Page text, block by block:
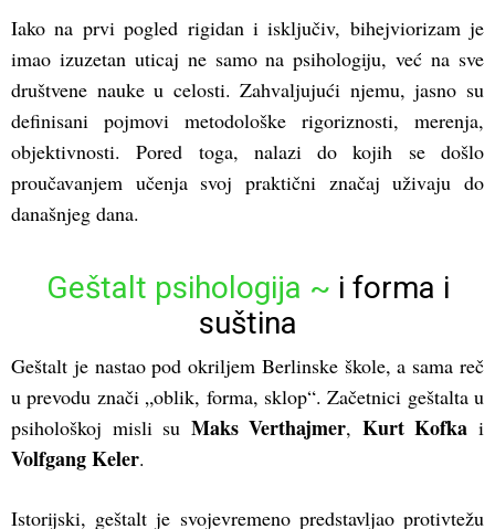
Iako na prvi pogled rigidan i isključiv, bihejviorizam je
imao izuzetan uticaj ne samo na psihologiju, već na sve
društvene nauke u celosti. Zahvaljujući njemu, jasno su
definisani pojmovi metodološke rigoriznosti, merenja,
objektivnosti. Pored toga, nalazi do kojih se došlo
proučavanjem učenja svoj praktični značaj uživaju do
današnjeg dana.
Geštalt psihologija ~ i forma i
suština
Geštalt je nastao pod okriljem Berlinske škole, a sama reč
u prevodu znači „oblik, forma, sklop“. Začetnici geštalta u
psihološkoj misli su Maks Verthajmer, Kurt Kofka i
Volfgang Keler.
Istorijski, geštalt je svojevremeno predstavljao protivtežu